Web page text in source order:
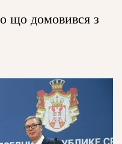
що домовився з